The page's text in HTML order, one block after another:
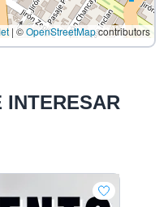
| ©OpenStreetMapcontributors
INTERESAR